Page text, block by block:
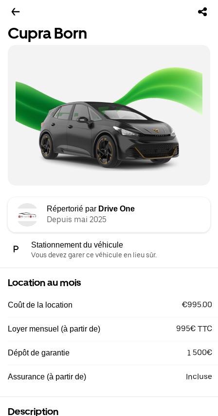
Cupra Born
Répertorié par Drive One
Depuis mai 2025
Stationnement du véhicule
Vous devez garer ce véhicule en lieu sûr.
Location au mois
Coût de la location €995.00
Loyer mensuel (à partir de) 995€ TTC
Dépôt de garantie 1 500€
Assurance (à partir de) Incluse
Description